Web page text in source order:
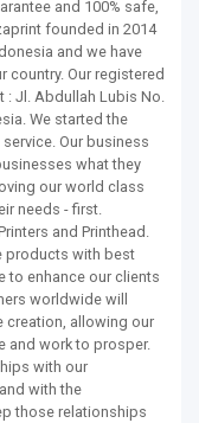
and 100% safe,
founded in 2014
and we have
country. Our registered
: Jl. Abdullah Lubis No.
We started the
Our business
what they
our world class
needs - first.
and Printhead.
products with best
to enhance our clients
worldwide will
creation, allowing our
and work to prosper.
with our
with the
those relationships